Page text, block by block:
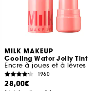
MILK MAKEUP
Cooling Water Jelly Tint
Encre à joues et à lèvres
1960
28,00€